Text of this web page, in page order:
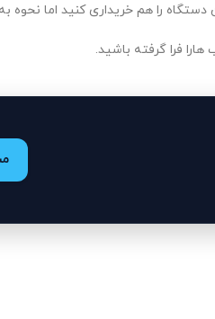
را هم خریداری کنید اما نحوه
فرا گرفته باشید.